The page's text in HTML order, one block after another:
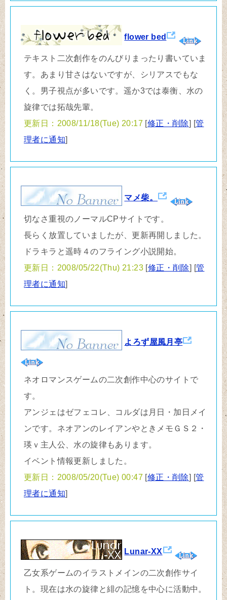
flower bed
テキスト二次創作をのんびりまったり書いていま
す。あまり甘さはないですが、シリアスでもな
く。男子視点が多いです。遥か3では泰衡、水の
旋律では拓哉先輩。
更新日：2008/11/18(Tue) 20:17 [修正・削除] [管
理者に通知]
マメ柴。
切なさ重視のノーマルCPサイトです。
長らく放置していましたが、更新再開しました。
ドラキラと遥時４のフライング小説開始。
更新日：2008/05/22(Thu) 21:23 [修正・削除] [管
理者に通知]
よろず屋風月亭
ネオロマンスゲームの二次創作中心のサイトで
す。
アンジェはゼフェコレ、コルダは月日・加日メイ
ンです。ネオアンのレイアンやときメモＧＳ２・
瑛ｖ主人公、水の旋律もあります。
イベント情報更新しました。
更新日：2008/05/20(Tue) 00:47 [修正・削除] [管
理者に通知]
Lunar-XX
乙女系ゲームのイラストメインの二次創作サイ
ト。現在は水の旋律と緋の記憶を中心に活動中。